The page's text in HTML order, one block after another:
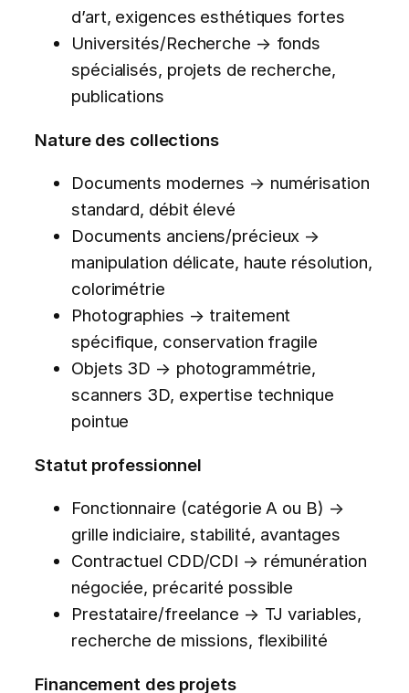
d’art, exigences esthétiques fortes
Universités/Recherche → fonds
spécialisés, projets de recherche,
publications
Nature des collections
Documents modernes → numérisation
standard, débit élevé
Documents anciens/précieux →
manipulation délicate, haute résolution,
colorimétrie
Photographies → traitement
spécifique, conservation fragile
Objets 3D → photogrammétrie,
scanners 3D, expertise technique
pointue
Statut professionnel
Fonctionnaire (catégorie A ou B) →
grille indiciaire, stabilité, avantages
Contractuel CDD/CDI → rémunération
négociée, précarité possible
Prestataire/freelance → TJ variables,
recherche de missions, flexibilité
Financement des projets